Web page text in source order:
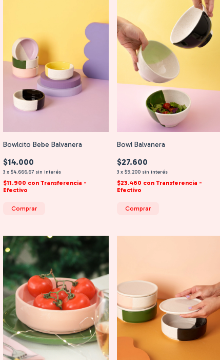
Bowlcito Bebe Balvanera
$14.000
3 x $4.666,67 sin interés
$11.900 con Transferencia -
Efectivo
Comprar
Bowl Balvanera
$27.600
3 x$9.200 sin interés
$23.460 con Transferencia -
Efectivo
Comprar